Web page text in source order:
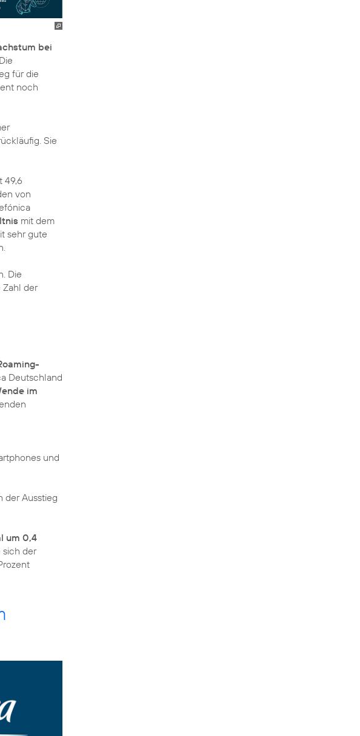
bei
für die
noch
Sie
49,6
von
mit dem
sehr gute
Die
Zahl der
Deutschland
im
und
der Ausstieg
um 0,4
sich der